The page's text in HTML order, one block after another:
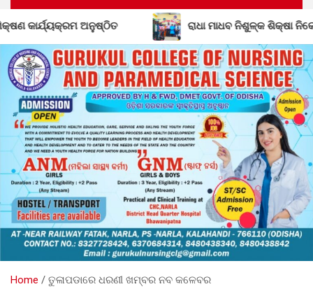
ରାଧା ମାଧବ ନିଶୁଳ୍କ ଶିକ୍ଷା ନିକେତନର ତୃତୀୟ ବାର୍ଷିକୋତ୍ସବ ଓ ସଙ୍ଗୀତ
Home ତୁଳାପଡାରେ ଧରଣୀ ଖମ୍ବର ନବ କଳେବର